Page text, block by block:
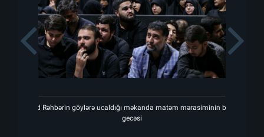
Şəhid Rəhbərin göylərə ucaldığı məkanda matəm mərasiminin birinci
gecəsi
Previous